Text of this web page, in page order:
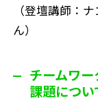
（登壇講師：
ん）
チームワ
課題につ